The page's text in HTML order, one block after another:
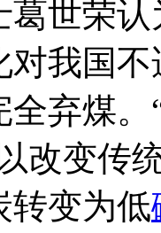
葛世荣
对我国
全弃煤
改变传
转变为低